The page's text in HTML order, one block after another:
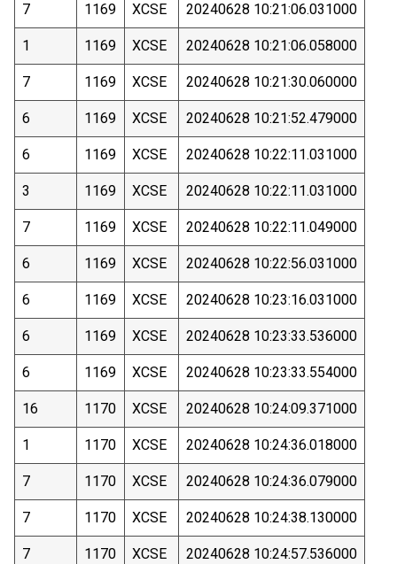
7 1169 XCSE 20240628 10:21:06.031000
1 1169 XCSE 20240628 10:21:06.058000
7 1169 XCSE 20240628 10:21:30.060000
6 1169 XCSE 20240628 10:21:52.479000
6 1169 XCSE 20240628 10:22:11.031000
3 1169 XCSE 20240628 10:22:11.031000
7 1169 XCSE 20240628 10:22:11.049000
6 1169 XCSE 20240628 10:22:56.031000
6 1169 XCSE 20240628 10:23:16.031000
6 1169 XCSE 20240628 10:23:33.536000
6 1169 XCSE 20240628 10:23:33.554000
16 1170 XCSE 20240628 10:24:09.371000
1 1170 XCSE 20240628 10:24:36.018000
7 1170 XCSE 20240628 10:24:36.079000
7 1170 XCSE 20240628 10:24:38.130000
7 1170 XCSE 20240628 10:24:57.536000